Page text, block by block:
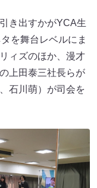
き出すかがYCA生
を舞台レベルにま
ィズのほか、漫才
上田泰三社長らが
石川萌）が司会を